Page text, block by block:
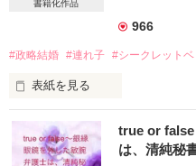
新川菜乃（しんかわなの）27歳
空港グランドスタッフ
恋愛依存体質の菜乃は、過去
それなのに、どれだけ壁を作
あらゆる手段を使って愛を囁く
エリートパイロットの猛愛は
書籍化作品
966
#政略結婚 #連れ子 #シークレットベ
表紙を見る
この気持ちを叶えられる
最初で最後の一夜
true or false
は、清純秘